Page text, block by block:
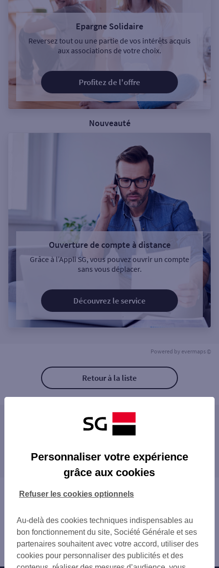
Epargne Solidaire
Reversez tout ou une partie de vos intérêts acquis
aux associations de votre choix.
Profitez de l'offre
Nouveauté
Ouverture de compte à distance
Grâce à l’Appli SG, vous pouvez ouvrir un compte
sans vous déplacer.
Découvrez le service
Powered by evermaps ©
Retour à la liste
Les agences SG PRO à proximité
NEUILLY-MARCHE
PARIS PLACE PEREIRE
PARIS COURCELLES
PARIS VILLIERS
PARIS 16E ESPACE PRO
NEUILLY ESPACE PRO
PARIS PARC MONCEAU
proximité
NEUILLY-SUR-SEINE
CLICHY
PUTEAUX
ASNIÈRES-SUR-SEINE
BOIS-COLOMBES
LA GARENNE-COLOMBES
Vous êtes ici : Accueil
Paris 17ème
Agence PARIS GOUVION ST CYR
Personnaliser votre expérience
grâce aux cookies
Au-delà des cookies techniques indispensables au
bon fonctionnement du site, Société Générale et ses
partenaires souhaitent avec votre accord, utiliser des
cookies pour personnaliser des publicités et des
Refuser les cookies optionnels